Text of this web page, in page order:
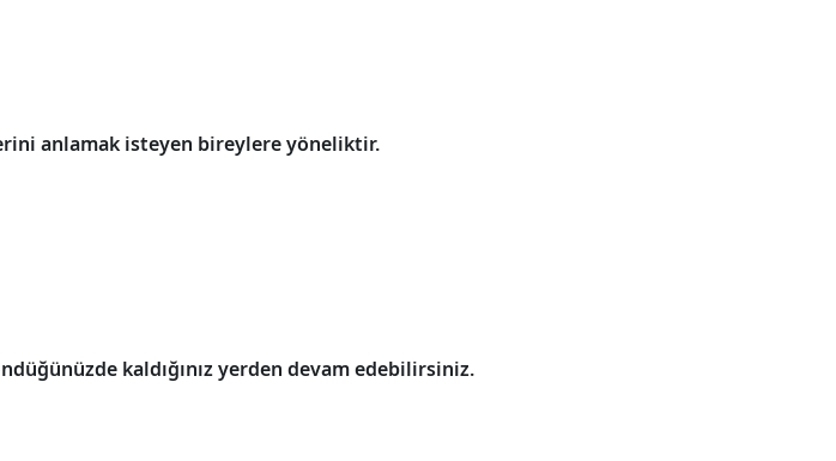
anlamak isteyen bireylere yöneliktir.
kaldığınız yerden devam edebilirsiniz.